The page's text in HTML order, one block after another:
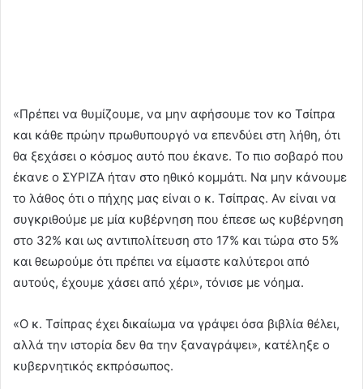
«Πρέπει να θυμίζουμε, να μην αφήσουμε τον κο Τσίπρα
και κάθε πρώην πρωθυπουργό να επενδύει στη λήθη, ότι
θα ξεχάσει ο κόσμος αυτό που έκανε. Το πιο σοβαρό που
έκανε ο ΣΥΡΙΖΑ ήταν στο ηθικό κομμάτι. Να μην κάνουμε
το λάθος ότι ο πήχης μας είναι ο κ. Τσίπρας. Αν είναι να
συγκριθούμε με μία κυβέρνηση που έπεσε ως κυβέρνηση
στο 32% και ως αντιπολίτευση στο 17% και τώρα στο 5%
και θεωρούμε ότι πρέπει να είμαστε καλύτεροι από
αυτούς, έχουμε χάσει από χέρι», τόνισε με νόημα.
«Ο κ. Τσίπρας έχει δικαίωμα να γράψει όσα βιβλία θέλει,
αλλά την ιστορία δεν θα την ξαναγράψει», κατέληξε ο
κυβερνητικός εκπρόσωπος.